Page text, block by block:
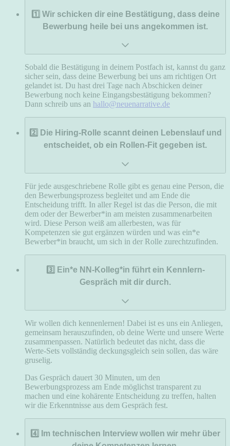
1️⃣ Wir schicken dir eine Bestätigung, dass deine
Bewerbung heile bei uns angekommen ist.
Sobald die Bestätigung in deinem Postfach ist, kannst du ganz
sicher sein, dass deine Bewerbung bei uns am richtigen Ort
gelandet ist. Du hast drei Tage nach Abschicken deiner
Bewerbung noch keine Eingangsbestätigung bekommen?
Dann schreib uns an hallo@neuenarrative.de
2️⃣ Die Hiring-Rolle scannt deinen Lebenslauf und
entscheidet, ob ein Rollen-Fit gegeben ist.
Für jede ausgeschriebene Rolle gibt es genau eine Person, die
den Bewerbungsprozess begleitet und am Ende die
Entscheidung trifft. In aller Regel ist das die Person, die mit
dem oder der Bewerber*in am meisten zusammenarbeiten
wird. Diese Person weiß am allerbesten, was für
Kompetenzen sie gut ergänzen würden und was ein*e
Bewerber*in braucht, um sich in der Rolle zurechtzufinden.
3️⃣ Ein*e NN-Kolleg*in führt ein Kennlern-
Gespräch mit dir durch.
Wir wollen dich kennenlernen! Dabei ist es uns ein Anliegen,
gemeinsam herauszufinden, ob deine Werte und unsere Werte
zusammenpassen. Natürlich bedeutet das nicht, dass die
Werte-Sets vollständig deckungsgleich sein sollen, das wäre
gruselig.
Das Gespräch dauert 30 Minuten, um den
Bewerbungsprozess am Ende möglichst transparent zu
machen und eine kohärente Entscheidung zu treffen, halten
wir die Erkenntnisse aus dem Gespräch fest.
4️⃣ Im technischen Interview wollen wir mehr über